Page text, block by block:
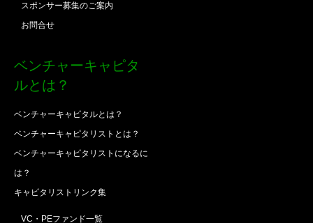
スポンサー募集のご案内
お問合せ
ベンチャーキャピタ
ルとは？
ベンチャーキャピタルとは？
ベンチャーキャピタリストとは？
ベンチャーキャピタリストになるに
は？
キャピタリストリンク集
VC・PEファンド一覧